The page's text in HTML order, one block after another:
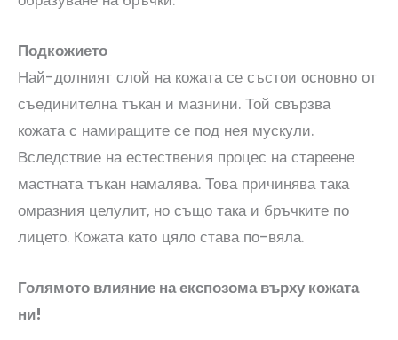
Подкожието
Най-долният слой на кожата се състои основно от
съединителна тъкан и мазнини. Той свързва
кожата с намиращите се под нея мускули.
Вследствие на естествения процес на стареене
мастната тъкан намалява. Това причинява така
омразния целулит, но също така и бръчките по
лицето. Кожата като цяло става по-вяла.
Голямото влияние на експозома върху кожата
ни!